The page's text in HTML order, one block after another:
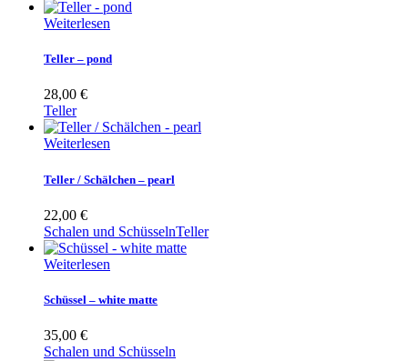
Weiterlesen
Teller – pond
28,00 €
Teller
Weiterlesen
Teller / Schälchen – pearl
22,00 €
Schalen und SchüsselnTeller
Weiterlesen
Schüssel – white matte
35,00 €
Schalen und Schüsseln